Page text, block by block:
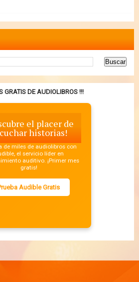
GRATIS DE AUDIOLIBROS !!!
el placer de
historias!
de miles de audiolibros con
el servicio líder en
auditivo. ¡Primer mes
gratis!
Audible Gratis